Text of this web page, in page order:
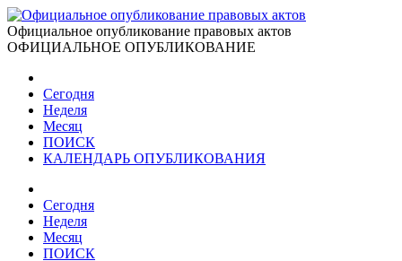
Официальное опубликование правовых актов
ОФИЦИАЛЬНОЕ ОПУБЛИКОВАНИЕ
Сегодня
Неделя
Месяц
ПОИСК
КАЛЕНДАРЬ ОПУБЛИКОВАНИЯ
Сегодня
Неделя
Месяц
ПОИСК